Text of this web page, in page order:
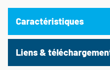
Caractéristiques
Liens &